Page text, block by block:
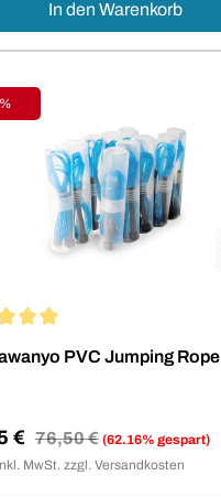
In den Warenkorb
Rabatt
%
PVC Jumping Rope
€ Regulärer Preis:
76,50 € (62.16% gespart)
MwSt. zzgl. Versandkosten